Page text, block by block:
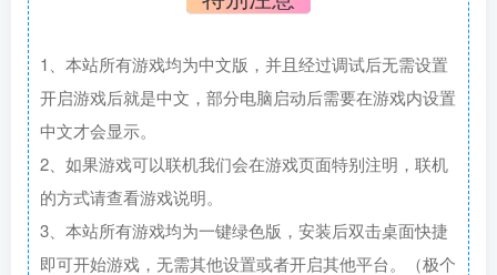
1、本站所有游戏均为中文版，并且经过调试后无需设置
开启游戏后就是中文，部分电脑启动后需要在游戏内设置
中文才会显示。
2、如果游戏可以联机我们会在游戏页面特别注明，联机
的方式请查看游戏说明。
3、本站所有游戏均为一键绿色版，安装后双击桌面快捷
即可开始游戏，无需其他设置或者开启其他平台。（极个